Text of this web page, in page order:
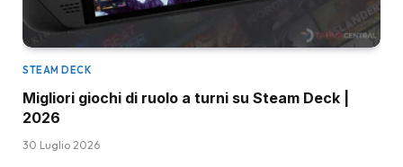
STEAM DECK
Migliori giochi di ruolo a turni su Steam Deck |
2026
30 Luglio 2026